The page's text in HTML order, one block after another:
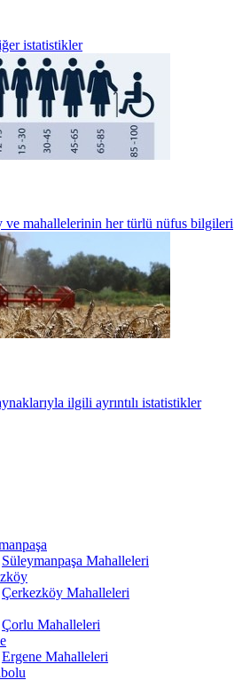
istatistikler
ve mahallelerinin her türlü nüfus bilgileri
ilgili ayrıntılı istatistikler
Süleymanpaşa Mahalleleri
Çerkezköy Mahalleleri
Çorlu Mahalleleri
Ergene Mahalleleri